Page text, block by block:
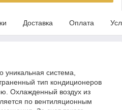
Доставка Оплата
уникальная система,
тип кондиционеров
Охлажденный воздух из
по вентиляционным